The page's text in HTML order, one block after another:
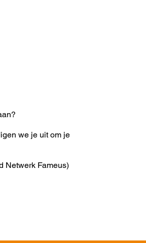
we je uit om je
Netwerk Fameus)